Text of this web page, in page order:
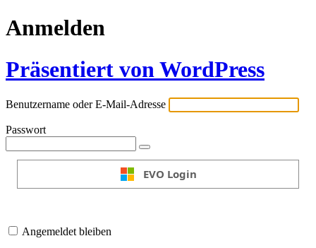
Anmelden
Präsentiert von WordPress
Benutzername oder E-Mail-Adresse
Passwort
EVO Login
Angemeldet bleiben